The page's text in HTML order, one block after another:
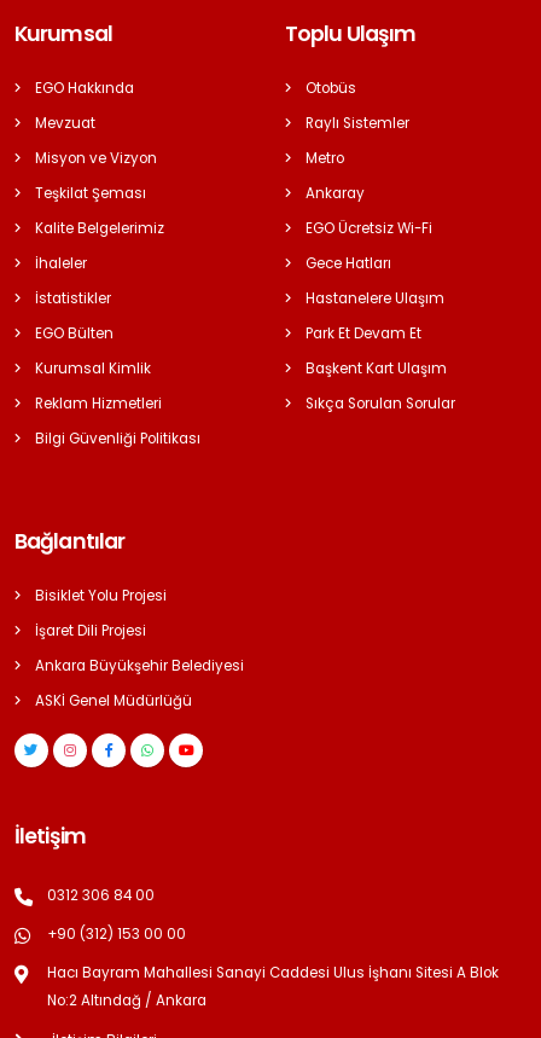
Kurumsal
EGO Hakkında
Mevzuat
Misyon ve Vizyon
Teşkilat Şeması
Kalite Belgelerimiz
İhaleler
İstatistikler
EGO Bülten
Kurumsal Kimlik
Reklam Hizmetleri
Bilgi Güvenliği Politikası
Toplu Ulaşım
Otobüs
Raylı Sistemler
Metro
Ankaray
EGO Ücretsiz Wi-Fi
Gece Hatları
Hastanelere Ulaşım
Park Et Devam Et
Başkent Kart Ulaşım
Sıkça Sorulan Sorular
Bağlantılar
Bisiklet Yolu Projesi
İşaret Dili Projesi
Ankara Büyükşehir Belediyesi
ASKİ Genel Müdürlüğü
İletişim
0312 306 84 00
+90 (312) 153 00 00
Hacı Bayram Mahallesi Sanayi Caddesi Ulus İşhanı Sitesi A Blok
No:2 Altındağ / Ankara